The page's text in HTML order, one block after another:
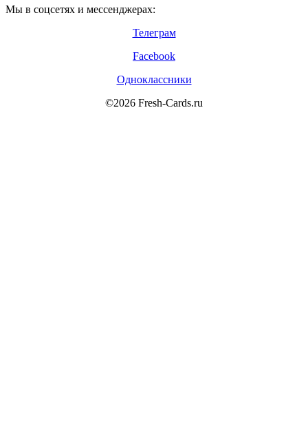
Мы в соцсетях и мессенджерах:
Телеграм
Facebook
Одноклассники
©2026 Fresh-Cards.ru